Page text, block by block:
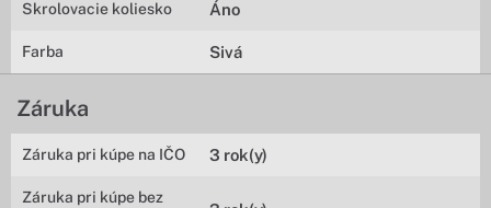
Skrolovacie koliesko Áno
Farba Sivá
Záruka
Záruka pri kúpe na IČO 3 rok(y)
Záruka pri kúpe bez